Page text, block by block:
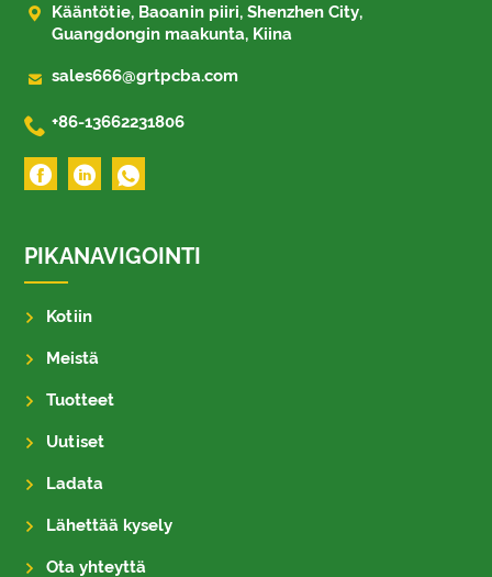

Kääntötie, Baoanin piiri, Shenzhen City,
Guangdongin maakunta, Kiina
 sales666@grtpcba.com
 +86-13662231806
PIKANAVIGOINTI
Kotiin
Meistä
Tuotteet
Uutiset
Ladata
Lähettää kysely
Ota yhteyttä